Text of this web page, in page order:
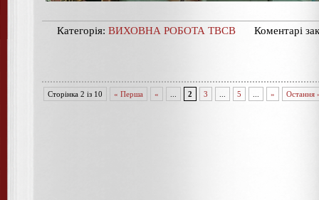
Категорія: ВИХОВНА РОБОТА ТВСВ Коментарі
Сторінка 2 із 10 « Перша « 2 3 5 » Остання